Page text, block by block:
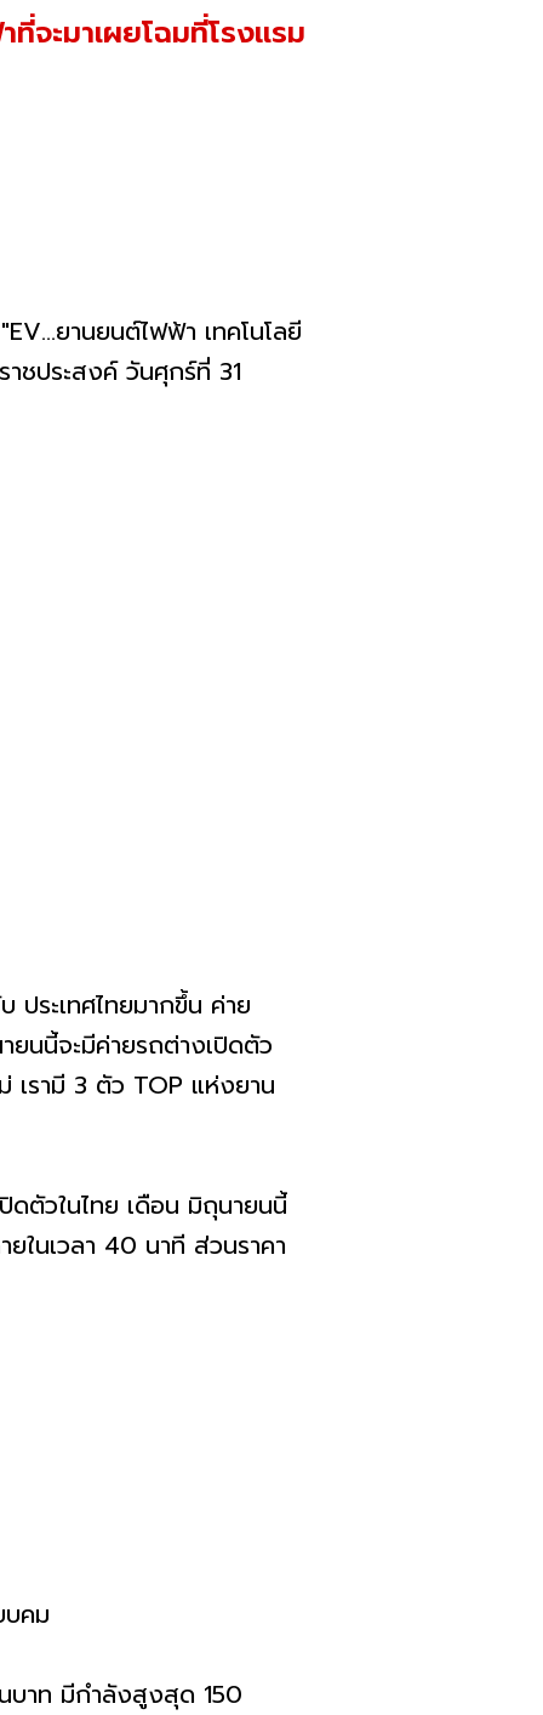
จะมาเผยโฉมที่โรงแรม
ยานยนต์ไฟฟ้า เทคโนโลยี
ชประสงค์ วันศุกร์ที่ 31
ระเทศไทยมากขึ้น ค่าย
ยนนี้จะมีค่ายรถต่างเปิดตัว
เรามี 3 ตัว TOP แห่งยาน
วในไทย เดือน มิถุนายนนี้
ในเวลา 40 นาที ส่วนราคา
คม
าท มีกำลังสูงสุด 150